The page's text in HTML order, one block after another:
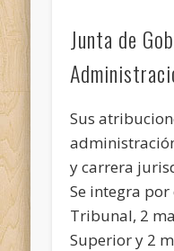
Junta de
Sus
y carrera
Se integra
Tribunal, 2
Superior y 2